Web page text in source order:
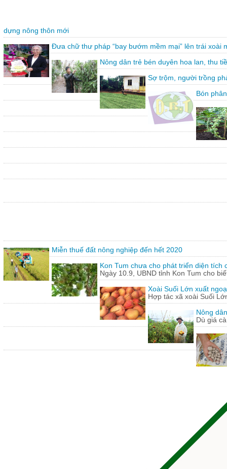
dựng nông thôn mới
Đưa chữ thư pháp “bay bướm mềm mại” lên trái xoài
Nông dân trẻ bén duyên hoa lan, thu
Sợ trộm, người trồng
Bón
Miễn thuế đất nông nghiệp đến hết 2020
Kon Tum chưa cho phát triển diện tích
Ngày 10.9, UBND tỉnh Kon Tum cho
Xoài Suối Lớn xuất
Hợp tác xã xoài Suối
Nông
Dù giá